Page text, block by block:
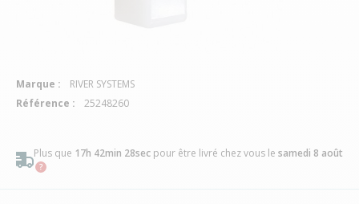
Plus que 17h 42min 28sec pour être livré chez vous le samedi 8 août
Marque :
RIVER SYSTEMS
Référence :
25248260